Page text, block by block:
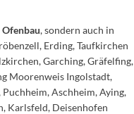
, sondern auch in
Erding, Taufkirchen
Garching, Gräfelfing,
Moorenweis Ingolstadt,
Aschheim, Aying,
Karlsfeld, Deisenhofen